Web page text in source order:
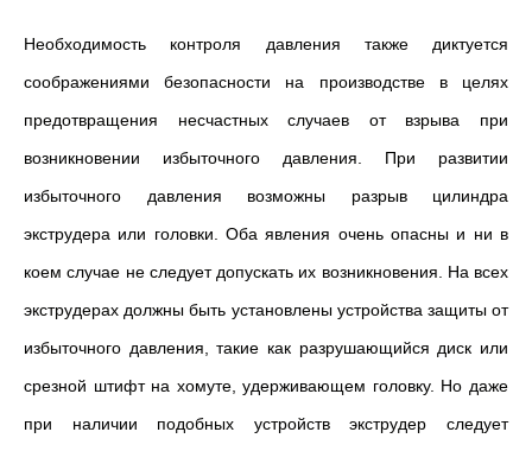
Необходимость контроля давления также диктуется
соображениями безопасности на производстве в целях
предотвращения несчастных случаев от взрыва при
возникновении избыточного давления. При развитии
избыточного давления возможны разрыв цилиндра
экструдера или головки. Оба явления очень опасны и ни в
коем случае не следует допускать их возникновения. На всех
экструдерах должны быть установлены устройства защиты от
избыточного давления, такие как разрушающийся диск или
срезной штифт на хомуте, удерживающем головку. Но даже
при наличии подобных устройств экструдер следует